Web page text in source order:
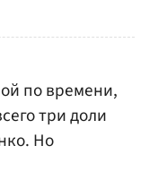
по времени,
три доли
Но